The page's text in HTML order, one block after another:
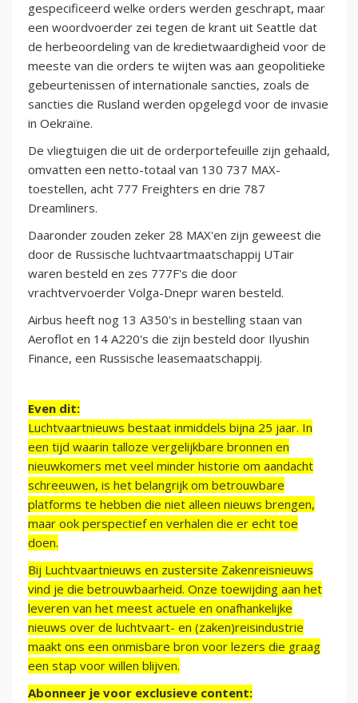
gespecificeerd welke orders werden geschrapt, maar
een woordvoerder zei tegen de krant uit Seattle dat
de herbeoordeling van de kredietwaardigheid voor de
meeste van die orders te wijten was aan geopolitieke
gebeurtenissen of internationale sancties, zoals de
sancties die Rusland werden opgelegd voor de invasie
in Oekraïne.
De vliegtuigen die uit de orderportefeuille zijn gehaald,
omvatten een netto-totaal van 130 737 MAX-
toestellen, acht 777 Freighters en drie 787
Dreamliners.
Daaronder zouden zeker 28 MAX'en zijn geweest die
door de Russische luchtvaartmaatschappij UTair
waren besteld en zes 777F's die door
vrachtvervoerder Volga-Dnepr waren besteld.
Airbus heeft nog 13 A350's in bestelling staan van
Aeroflot en 14 A220's die zijn besteld door Ilyushin
Finance, een Russische leasemaatschappij.
Even dit:
Luchtvaartnieuws bestaat inmiddels bijna 25 jaar. In
een tijd waarin talloze vergelijkbare bronnen en
nieuwkomers met veel minder historie om aandacht
schreeuwen, is het belangrijk om betrouwbare
platforms te hebben die niet alleen nieuws brengen,
maar ook perspectief en verhalen die er echt toe
doen.
Bij Luchtvaartnieuws en zustersite Zakenreisnieuws
vind je die betrouwbaarheid. Onze toewijding aan het
leveren van het meest actuele en onafhankelijke
nieuws over de luchtvaart- en (zaken)reisindustrie
maakt ons een onmisbare bron voor lezers die graag
een stap voor willen blijven.
Abonneer je voor exclusieve content: